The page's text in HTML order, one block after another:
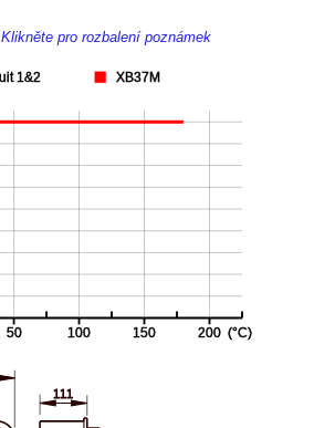
Klikněte pro rozbalení poznámek